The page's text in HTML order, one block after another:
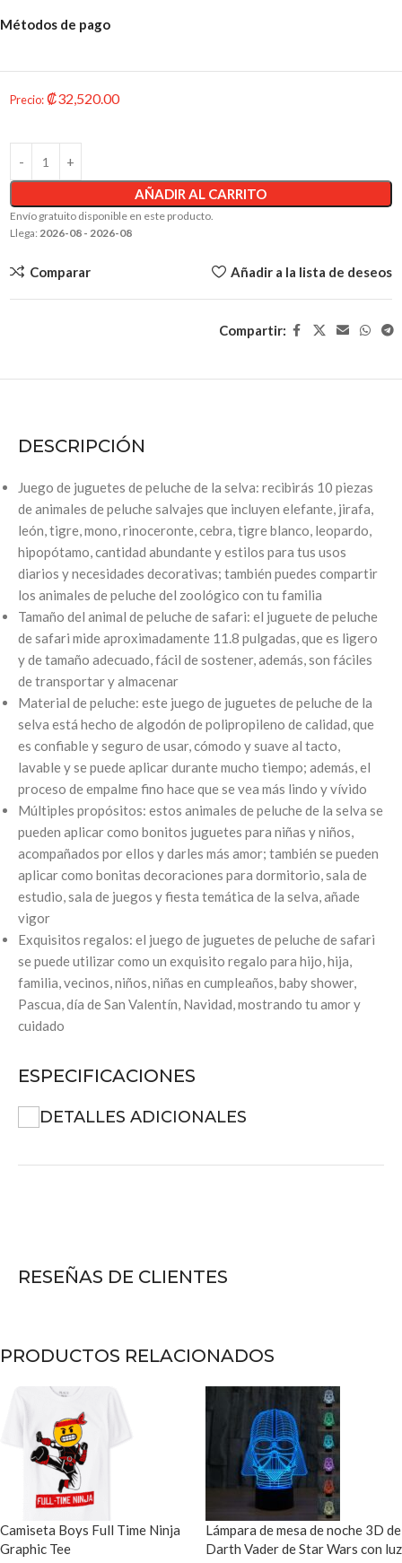
Métodos de pago
Precio:₡32,520.00
AÑADIR AL CARRITO
Envío gratuito disponible en este producto.
Llega: 2026-08 - 2026-08
Comparar Añadir a la lista de deseos
Compartir:
DESCRIPCIÓN
Juego de juguetes de peluche de la selva: recibirás 10 piezas
de animales de peluche salvajes que incluyen elefante, jirafa,
león, tigre, mono, rinoceronte, cebra, tigre blanco, leopardo,
hipopótamo, cantidad abundante y estilos para tus usos
diarios y necesidades decorativas; también puedes compartir
los animales de peluche del zoológico con tu familia
Tamaño del animal de peluche de safari: el juguete de peluche
de safari mide aproximadamente 11.8 pulgadas, que es ligero
y de tamaño adecuado, fácil de sostener, además, son fáciles
de transportar y almacenar
Material de peluche: este juego de juguetes de peluche de la
selva está hecho de algodón de polipropileno de calidad, que
es confiable y seguro de usar, cómodo y suave al tacto,
lavable y se puede aplicar durante mucho tiempo; además, el
proceso de empalme fino hace que se vea más lindo y vívido
Múltiples propósitos: estos animales de peluche de la selva se
pueden aplicar como bonitos juguetes para niñas y niños,
acompañados por ellos y darles más amor; también se pueden
aplicar como bonitas decoraciones para dormitorio, sala de
estudio, sala de juegos y fiesta temática de la selva, añade
vigor
Exquisitos regalos: el juego de juguetes de peluche de safari
se puede utilizar como un exquisito regalo para hijo, hija,
familia, vecinos, niños, niñas en cumpleaños, baby shower,
Pascua, día de San Valentín, Navidad, mostrando tu amor y
cuidado
ESPECIFICACIONES
DETALLES ADICIONALES
RESEÑAS DE CLIENTES
PRODUCTOS RELACIONADOS
Camiseta Boys Full Time Ninja
Graphic Tee
Lámpara de mesa de noche 3D de
Darth Vader de Star Wars con luz